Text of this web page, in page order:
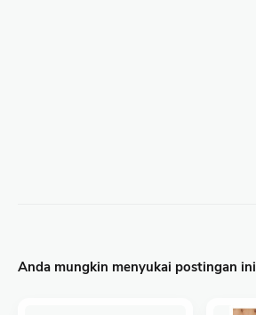
Anda mungkin menyukai postingan ini